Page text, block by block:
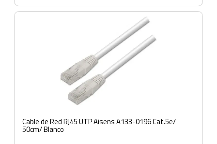
Cable de Red RJ45 UTP Aisens A133-0196 Cat.5e/
50cm/ Blanco